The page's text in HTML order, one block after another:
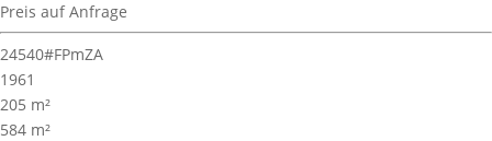
Preis auf Anfrage
24540#FPmZA
1961
205 m²
584 m²